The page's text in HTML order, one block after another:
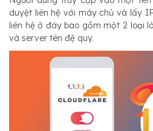
duyệt liên hệ với máy chủ và lấy
liên hệ ở đây bao gồm một 2 loại
và server tên đệ quy.